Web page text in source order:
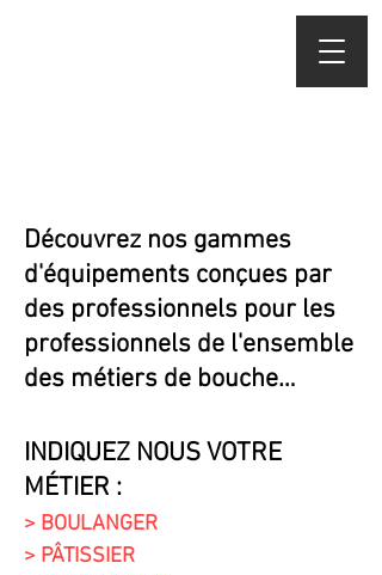
Découvrez nos gammes
d'équipements conçues par
des professionnels pour les
professionnels de l'ensemble
des métiers de bouche…
INDIQUEZ NOUS VOTRE
MÉTIER :
> BOULANGER
> PÂTISSIER